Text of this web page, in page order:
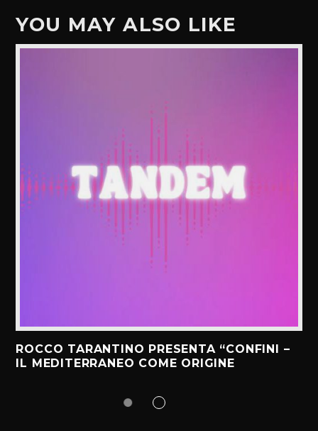
YOU MAY ALSO LIKE
ROCCO TARANTINO PRESENTA “CONFINI –
IL MEDITERRANEO COME ORIGINE